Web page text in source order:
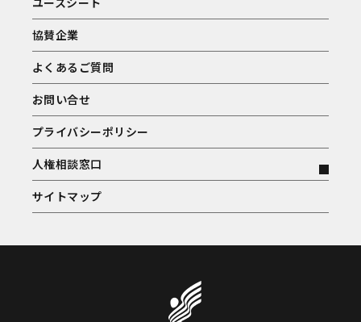
協賛企業
よくあるご質問
お問い合せ
プライバシーポリシー
人権相談窓口
サイトマップ